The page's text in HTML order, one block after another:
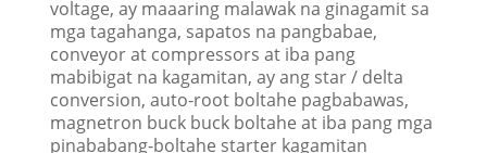
voltage, ay maaaring malawak na ginagamit sa
mga tagahanga, sapatos na pangbabae,
conveyor at compressors at iba pang
mabibigat na kagamitan, ay ang star / delta
conversion, auto-root boltahe pagbabawas,
magnetron buck buck boltahe at iba pang mga
pinababang-boltahe starter kagamitan